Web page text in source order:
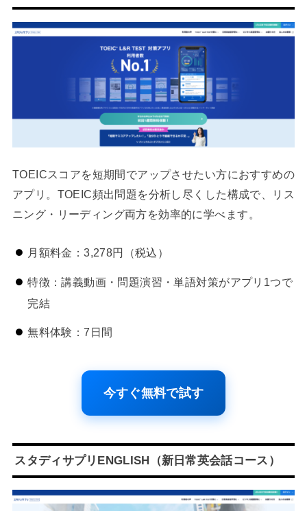
TOEICスコアを短期間でアップさせたい方におすすめの
アプリ。TOEIC頻出問題を分析し尽くした構成で、リス
ニング・リーディング両方を効率的に学べます。
月額料金：3,278円（税込）
特徴：講義動画・問題演習・単語対策がアプリ1つで
完結
無料体験：7日間
今すぐ無料で試す
スタディサプリENGLISH（新日常英会話コース）